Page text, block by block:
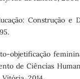
Construção e
objetificação
de Ciências